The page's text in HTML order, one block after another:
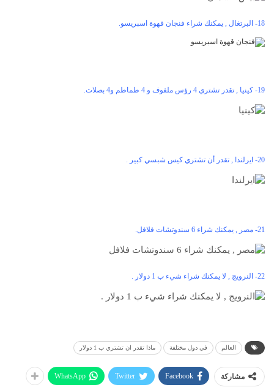
18- البرتغال , يمكنك شراء فنجان قهوة اسبريسو.
19- كينيا , تقدر تشتري 4 رؤس ملفوف و 4 طماطم و4 بصلات.
20- ايرلندا , تقدر أن تشتري كيس شبسي كبير .
21- مصر , يمكنك شراء 6 سندوتشات فلافل.
22- النرويج , لا يمكنك شراء شيء ب 1 دولار .
العالم في دول مختلفة ماذا تقدر ان تشتري ب 1 دولار
مشاركة Facebook
Twitter
WhatsApp